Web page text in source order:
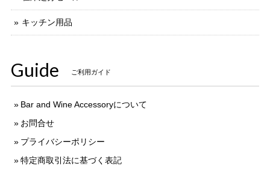
キッチン用品
Guide ご利用ガイド
Bar and Wine Accessoryについて
お問合せ
プライバシーポリシー
特定商取引法に基づく表記